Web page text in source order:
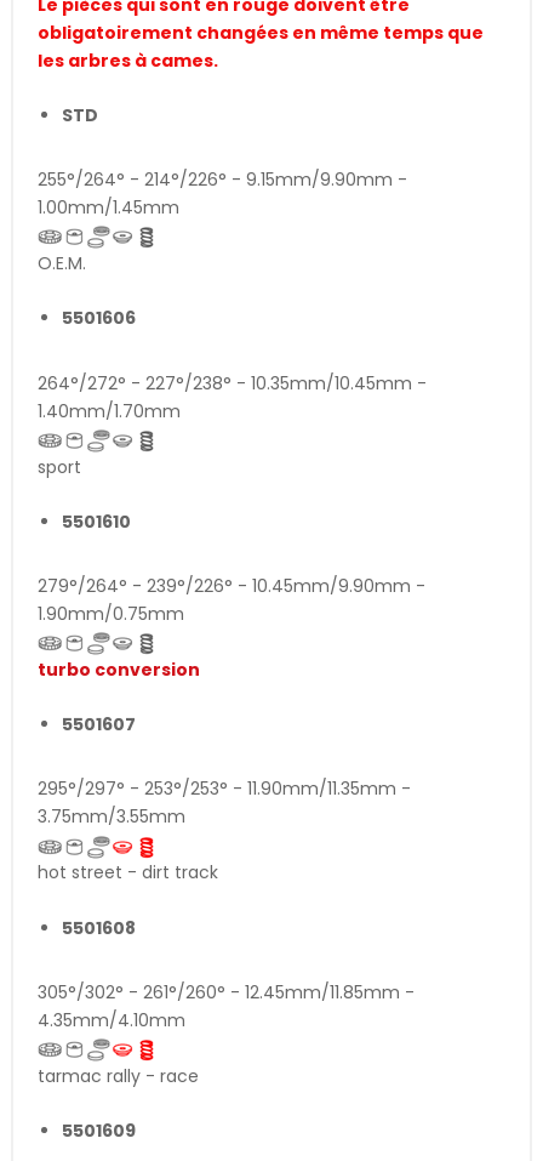
obligatoirement changées en même temps que
les arbres à cames.
STD
255°/264° - 214°/226° - 9.15mm/9.90mm -
1.00mm/1.45mm
O.E.M.
5501606
264°/272° - 227°/238° - 10.35mm/10.45mm -
1.40mm/1.70mm
sport
5501610
279°/264° - 239°/226° - 10.45mm/9.90mm -
1.90mm/0.75mm
turbo conversion
5501607
295°/297° - 253°/253° - 11.90mm/11.35mm -
3.75mm/3.55mm
hot street - dirt track
5501608
305°/302° - 261°/260° - 12.45mm/11.85mm -
4.35mm/4.10mm
tarmac rally - race
5501609